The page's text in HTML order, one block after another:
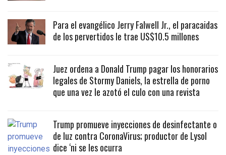
Para el evangélico Jerry Falwell Jr., el paracaidas
de los pervertidos le trae US$10.5 millones
Juez ordena a Donald Trump pagar los honorarios
legales de Stormy Daniels, la estrella de porno
que una vez le azotó el culo con una revista
Trump promueve inyecciones de desinfectante o
de luz contra CoronaVirus; productor de Lysol
dice ‘ni se les ocurra